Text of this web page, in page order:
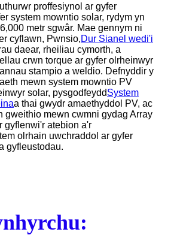
proffesiynol ar gyfer
system mowntio solar, rydym yn
metr sgwâr. Mae gennym ni
cyflawn, Pwnsio,Dur Sianel wedi'i
daear, rheiliau cymorth, a
crwn torque ar gyfer olrheinwyr
stampio a weldio. Defnyddir y
mewn system mowntio PV
solar, pysgodfeyddSystem
a thai gwydr amaethyddol PV, ac
gweithio mewn cwmni gydag Array
gyflenwi'r atebion a'r
olrhain uwchraddol ar gyfer
gyfleustodau.